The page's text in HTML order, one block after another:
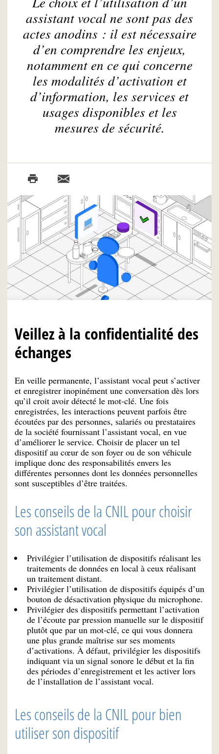
assistant vocal ne sont pas des
actes anodins : il est nécessaire
d’en comprendre les enjeux,
notamment en ce qui concerne
les modalités d’activation et
d’information, les services et
usages disponibles et les
mesures de sécurité.
Veillez à la confidentialité des
échanges
En veille permanente, l’assistant vocal peut s’activer
et enregistrer inopinément une conversation dès lors
qu’il croit avoir détecté le mot-clé. Une fois
enregistrées, les interactions peuvent parfois être
écoutées par des personnes, salariés ou prestataires
de la société fournissant l’assistant vocal, en vue
d’améliorer le service. Choisir de placer un tel
dispositif au cœur de son foyer ou de son véhicule
implique donc des responsabilités envers les
différentes personnes dont les données personnelles
sont susceptibles d’être traitées.
Les conseils de la CNIL pour choisir
son assistant vocal
Privilégier l’utilisation de dispositifs réalisant les
traitements de données en local à ceux réalisant
un traitement distant.
Privilégier l’utilisation de dispositifs équipés d’un
bouton de désactivation physique du microphone.
Privilégier des dispositifs permettant l’activation
de l’écoute par pression manuelle sur le dispositif
plutôt que par un mot-clé, ce qui vous donnera
une plus grande maîtrise sur ses moments
d’activations. À défaut, privilégier les dispositifs
indiquant via un signal sonore le début et la fin
des périodes d’enregistrement et les activer lors
de l’installation de l’assistant vocal.
Les conseils de la CNIL pour bien
utiliser son dispositif